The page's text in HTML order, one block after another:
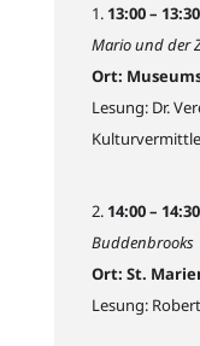
13:00 –
Mario und der
Ort:
Lesung: Dr.
14:00 –
Buddenbrooks
Ort: St.
Lesung: